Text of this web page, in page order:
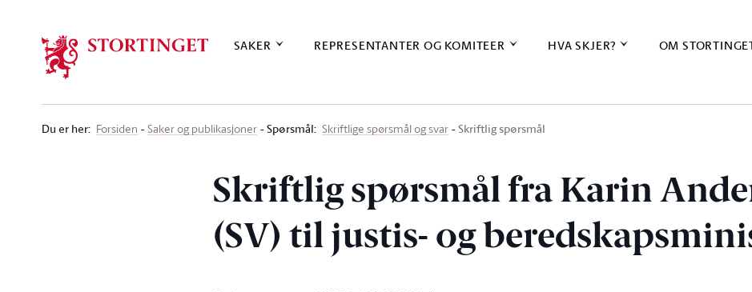
SAKER REPRESENTANTER OG KOMITEER HVA SKJER? OM
Du er her: Forsiden Saker og publikasjoner Spørsmål: Skriftlige spørsmål og svar Skriftlig spørsmål
Skriftlig spørsmål fra Karin
(SV) til justis- og